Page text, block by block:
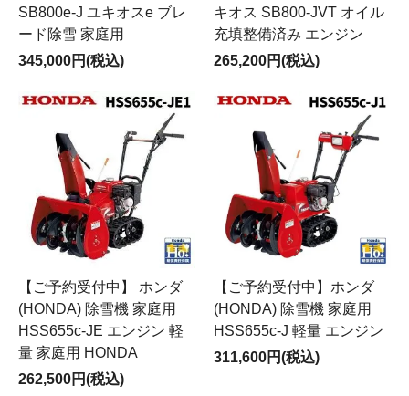
SB800e-J ユキオスe ブレ
ード除雪 家庭用
345,000円(税込)
キオス SB800-JVT オイル
充填整備済み エンジン
265,200円(税込)
【ご予約受付中】 ホンダ
(HONDA) 除雪機 家庭用
HSS655c-JE エンジン 軽
量 家庭用 HONDA
262,500円(税込)
【ご予約受付中】ホンダ
(HONDA) 除雪機 家庭用
HSS655c-J 軽量 エンジン
311,600円(税込)